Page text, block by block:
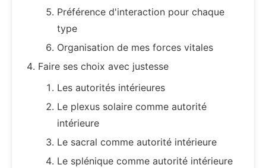
Préférence d'interaction pour chaque
type
Organisation de mes forces vitales
Faire ses choix avec justesse
Les autorités intérieures
Le plexus solaire comme autorité
intérieure
Le sacral comme autorité intérieure
Le splénique comme autorité intérieure